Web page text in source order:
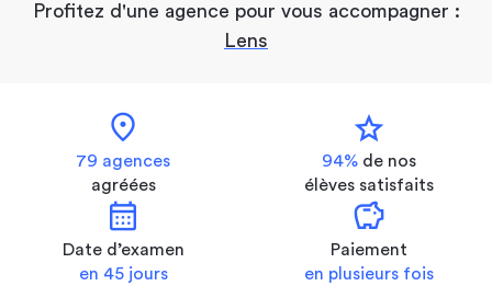
Profitez d'une agence pour vous accompagner :
Lens
location_on
79 agences
agréées
star
94% de nos
élèves satisfaits
calendar_month
Date d’examen
en 45 jours
savings
Paiement
en plusieurs fois